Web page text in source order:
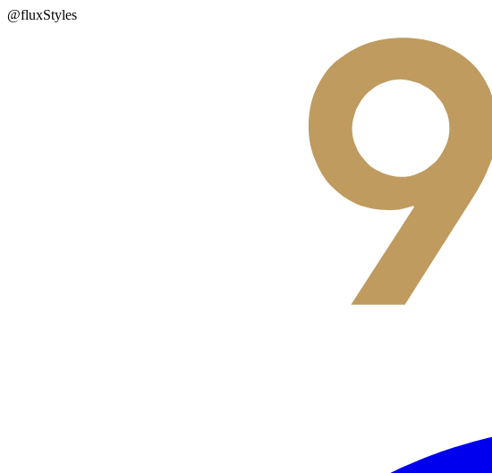
@fluxStyles